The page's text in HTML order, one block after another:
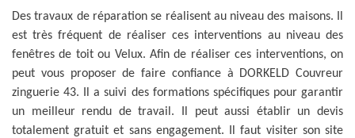
Des travaux de réparation se réalisent au niveau des maisons. Il
est très fréquent de réaliser ces interventions au niveau des
fenêtres de toit ou Velux. Afin de réaliser ces interventions, on
peut vous proposer de faire confiance à DORKELD Couvreur
zinguerie 43. Il a suivi des formations spécifiques pour garantir
un meilleur rendu de travail. Il peut aussi établir un devis
totalement gratuit et sans engagement. Il faut visiter son site